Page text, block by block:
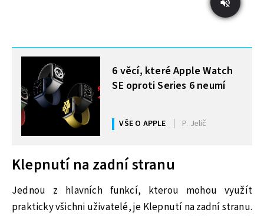
MOHLO BY VÁS ZAJÍMAT
6 věcí, které Apple Watch
SE oproti Series 6 neumí
VŠE O APPLE P. Jelič
Klepnutí na zadní stranu
Jednou z hlavních funkcí, kterou mohou využít
prakticky všichni uživatelé, je Klepnutí na zadní stranu.